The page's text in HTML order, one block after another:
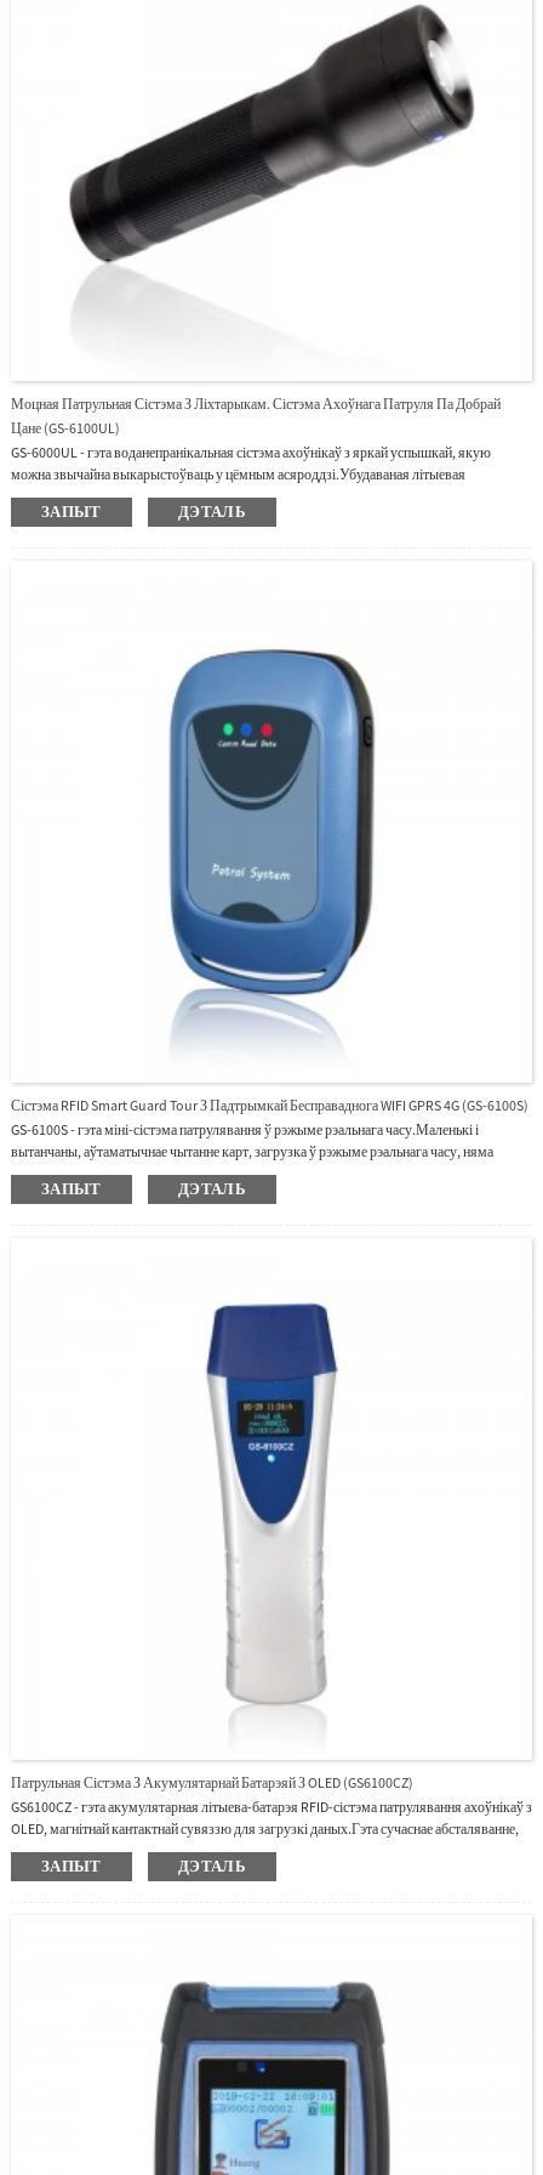
Моцная Патрульная Сістэма З Ліхтарыкам. Сістэма Ахоўнага Патруля Па Добрай
Цане (GS-6100UL)
GS-6000UL - гэта воданепранікальная сістэма ахоўнікаў з яркай успышкай, якую
можна звычайна выкарыстоўваць у цёмным асяроддзі.Убудаваная літыевая
акумулятарная батарэя, сумяшчальная з тэгам RFID 125 кГц.З бясплатным USB-
портам для назапашвальніка можна лёгка падключыць ПК для загрузкі
ЗАПЫТ ДЭТАЛЬ
Сістэма RFID Smart Guard Tour З Падтрымкай Бесправаднога WIFI GPRS 4G (GS-6100S)
GS-6100S - гэта міні-сістэма патрулявання ў рэжыме рэальнага часу.Маленькі і
вытанчаны, аўтаматычнае чытанне карт, загрузка ў рэжыме рэальнага часу, няма
неабходнасці падключацца да камп'ютара, ён можа адпраўляць даныя праз
GPRS/4G/WIFI. У нас таксама ёсць аўтаномнае і вэб-праграмнае забеспячэнне.
ЗАПЫТ ДЭТАЛЬ
Патрульная Сістэма З Акумулятарнай Батарэяй З OLED (GS6100CZ)
GS6100CZ - гэта акумулятарная літыева-батарэя RFID-сістэма патрулявання ахоўнікаў з
OLED, магнітнай кантактнай сувяззю для загрузкі даных.Гэта сучаснае абсталяванне,
прыдатнае для бяспекі і навуковага кіравання аддзеламі;таксама гэта спрыяе
мадэрнізацыі супольнасці аддзела кіравання маёмасцю.
ЗАПЫТ ДЭТАЛЬ